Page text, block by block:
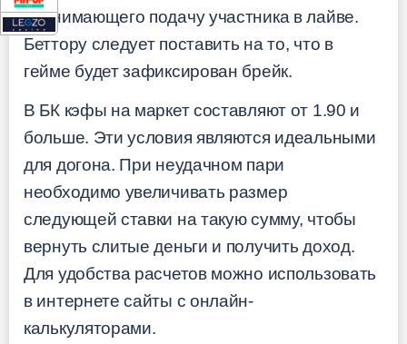
принимающего подачу участника в лайве.
Беттору следует поставить на то, что в
гейме будет зафиксирован брейк.
В БК кэфы на маркет составляют от 1.90 и
больше. Эти условия являются идеальными
для догона. При неудачном пари
необходимо увеличивать размер
следующей ставки на такую сумму, чтобы
вернуть слитые деньги и получить доход.
Для удобства расчетов можно использовать
в интернете сайты с онлайн-
калькуляторами.